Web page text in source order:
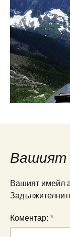
Вашият
Вашият имейл
Коментар: *